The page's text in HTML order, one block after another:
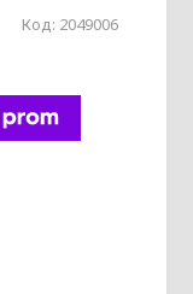
Код: 2049006